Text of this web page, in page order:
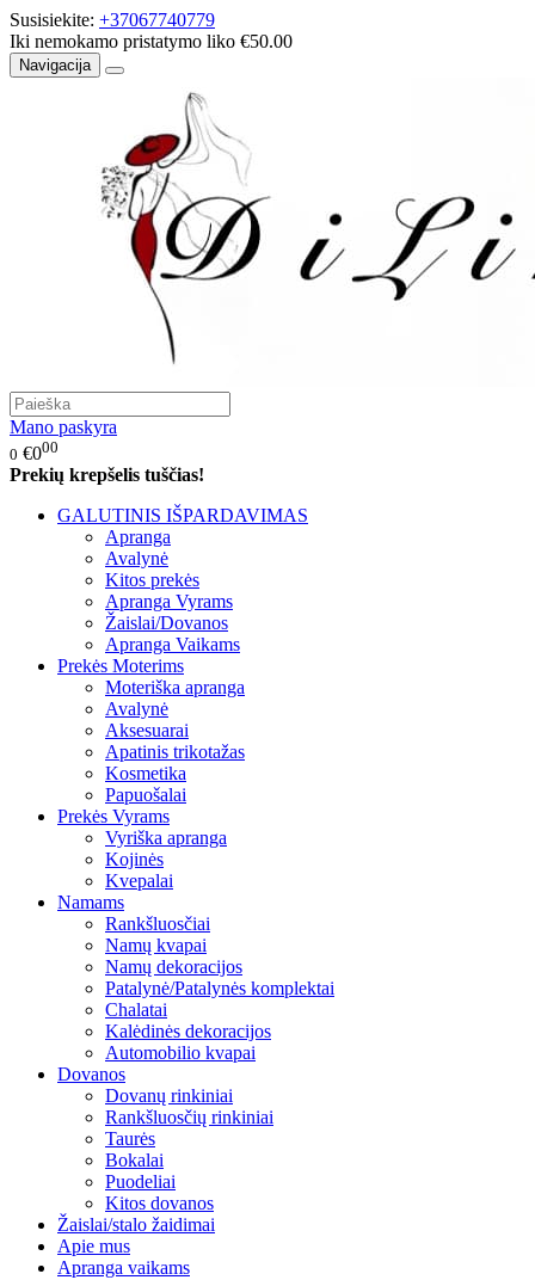
Susisiekite: +37067740779
Iki nemokamo pristatymo liko €50.00
Navigacija
Mano paskyra
0 €000
Prekių krepšelis tuščias!
GALUTINIS IŠPARDAVIMAS
Apranga
Avalynė
Kitos prekės
Apranga Vyrams
Žaislai/Dovanos
Apranga Vaikams
Prekės Moterims
Moteriška apranga
Avalynė
Aksesuarai
Apatinis trikotažas
Kosmetika
Papuošalai
Prekės Vyrams
Vyriška apranga
Kojinės
Kvepalai
Namams
Rankšluosčiai
Namų kvapai
Namų dekoracijos
Patalynė/Patalynės komplektai
Chalatai
Kalėdinės dekoracijos
Automobilio kvapai
Dovanos
Dovanų rinkiniai
Rankšluosčių rinkiniai
Taurės
Bokalai
Puodeliai
Kitos dovanos
Žaislai/stalo žaidimai
Apie mus
Apranga vaikams